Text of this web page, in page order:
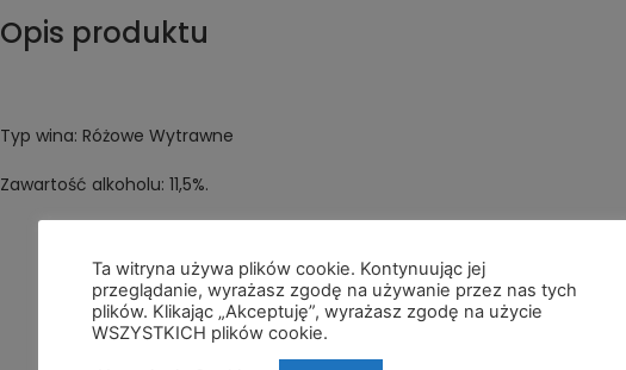
Opis produktu
Typ wina: Różowe Wytrawne
Zawartość alkoholu: 11,5%.
Ta witryna używa plików cookie. Kontynuując jej
przeglądanie, wyrażasz zgodę na używanie przez nas tych
plików. Klikając „Akceptuję”, wyrażasz zgodę na użycie
WSZYSTKICH plików cookie.